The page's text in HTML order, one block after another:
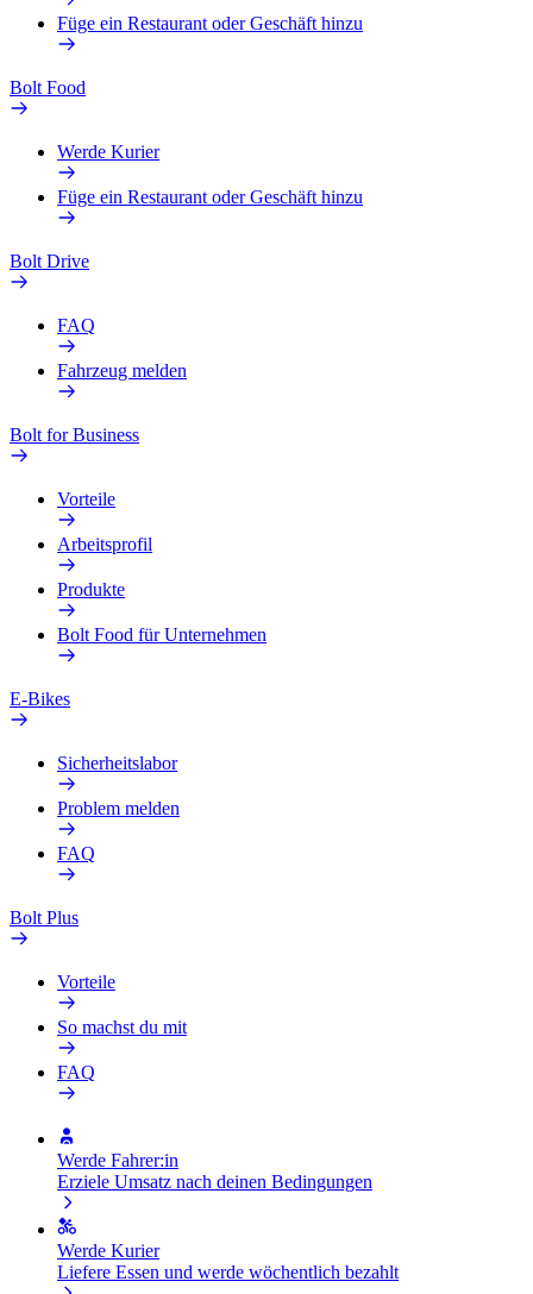
Füge ein Restaurant oder Geschäft hinzu
Bolt Food
Werde Kurier
Füge ein Restaurant oder Geschäft hinzu
Bolt Drive
FAQ
Fahrzeug melden
Bolt for Business
Vorteile
Arbeitsprofil
Produkte
Bolt Food für Unternehmen
E-Bikes
Sicherheitslabor
Problem melden
FAQ
Bolt Plus
Vorteile
So machst du mit
FAQ
Werde Fahrer:in
Erziele Umsatz nach deinen Bedingungen
Werde Kurier
Liefere Essen und werde wöchentlich bezahlt